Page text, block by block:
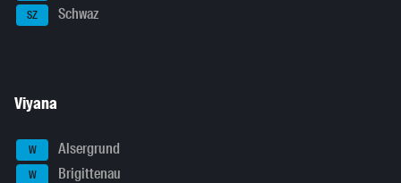
SZ Schwaz
Viyana
W Alsergrund
W Brigittenau